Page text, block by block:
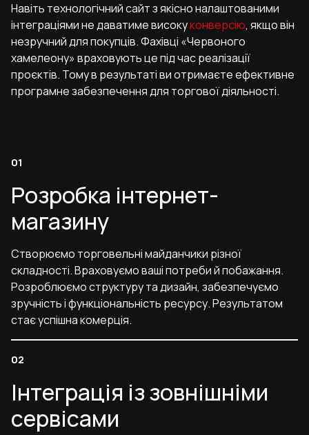
Навіть технологічний сайт з якісно налаштованими
інтеграціями не даватиме високуконверсію, якщо він
незручний для покупців. Фахівці «Червоного
хамелеону» враховують це під час реалізації
проєктів. Тому в результаті ви отримаєте ефективне
програмне забезпечення для торгової діяльності.
Розробка інтернет-
магазину
Створюємо торговельні майданчики різної
складності. Враховуємо ваші потреби й побажання.
Розроблюємо структуру та дизайн, забезпечуємо
зручність і функціональність ресурсу. Результатом
стає успішна комерція.
Інтеграція із зовнішніми
сервісами